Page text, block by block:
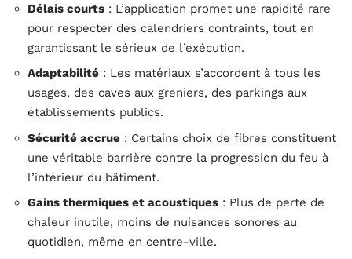
Délais courts : L’application promet une rapidité rare
pour respecter des calendriers contraints, tout en
garantissant le sérieux de l’exécution.
Adaptabilité : Les matériaux s’accordent à tous les
usages, des caves aux greniers, des parkings aux
établissements publics.
Sécurité accrue : Certains choix de fibres constituent
une véritable barrière contre la progression du feu à
l’intérieur du bâtiment.
Gains thermiques et acoustiques : Plus de perte de
chaleur inutile, moins de nuisances sonores au
quotidien, même en centre-ville.